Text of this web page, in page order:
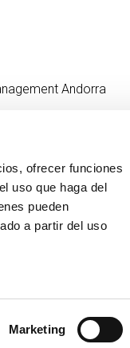
ofrecer funciones
uso que haga del
pueden
a partir del uso
Marketing
Andorra